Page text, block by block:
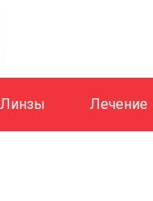
Линзы Лечение